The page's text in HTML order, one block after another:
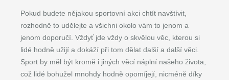
Pokud budete nějakou sportovní akci chtít navštívit,
rozhodně to udělejte a všichni okolo vám to jenom a
jenom doporučí. Vždyť jde vždy o skvělou věc, kterou si
lidé hodně užijí a dokáží při tom dělat další a další věci.
Sport by měl být kromě i jiných věcí náplní našeho života,
což lidé bohužel mnohdy hodně opomíjejí, nicméně díky